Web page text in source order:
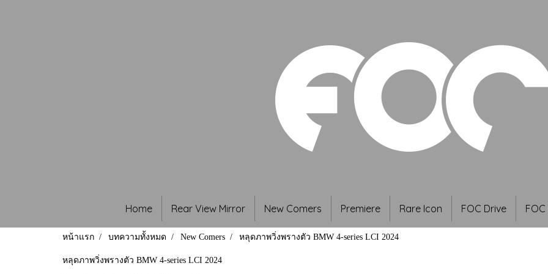
Home Rear View Mirror New Comers Premiere Rare Icon FOC Drive FOC
หน้าแรก บทความทั้งหมด New Comers หลุดภาพวิ่งพรางตัว BMW 4-series LCI 2024
หลุดภาพวิ่งพรางตัว BMW 4-series LCI 2024